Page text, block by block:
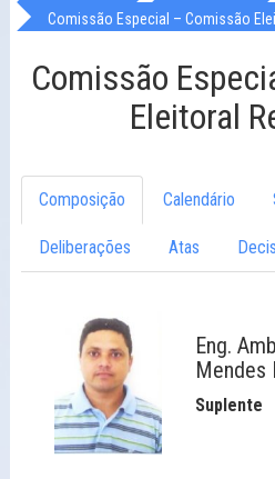
Comissão Especial – Comissão
Comissão
Eleitoral
Composição Calendário
Deliberações Atas
Eng.
Mendes
Suplente